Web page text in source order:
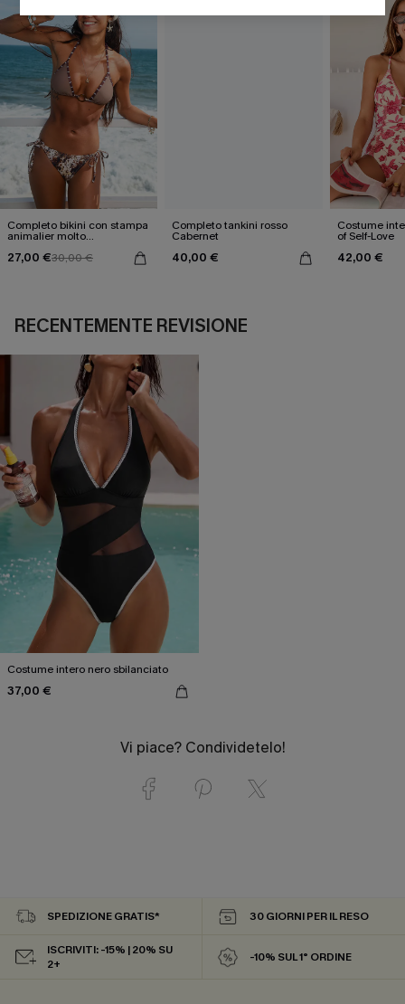
Completo bikini con stampa
animalier molto
27,00 €30,00 €
Completo tankini rosso
Cabernet
40,00 €
Costume
of Self-Love
42,00 €
RECENTEMENTE REVISIONE
Costume intero nero sbilanciato
37,00 €
Vi piace? Condividetelo!
SPEDIZIONE GRATIS* 30 GIORNI PER IL RESO
ISCRIVITI: -15% | 20% SU
2+
-10% SUL 1° ORDINE